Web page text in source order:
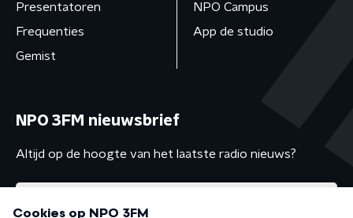
Presentatoren
Frequenties
Gemist
NPO Campus
App de studio
NPO 3FM nieuwsbrief
Altijd op de hoogte van het laatste radio nieuws?